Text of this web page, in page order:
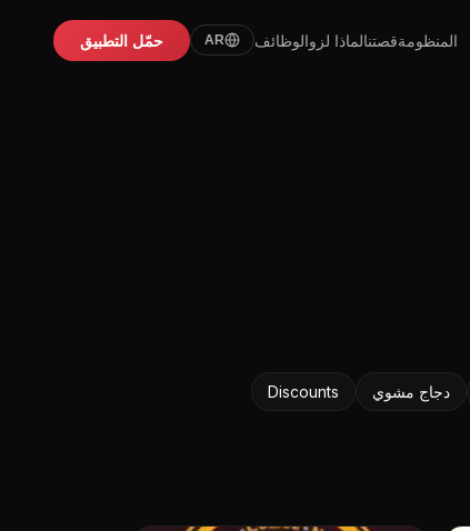
المنظومةقصتنالماذا لزوالوظائف AR حمّل التطبيق
دجاج مشوي Discounts